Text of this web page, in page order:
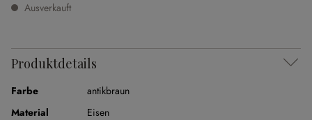
Ausverkauft
Produktdetails
Farbe
antikbraun
Material
Eisen